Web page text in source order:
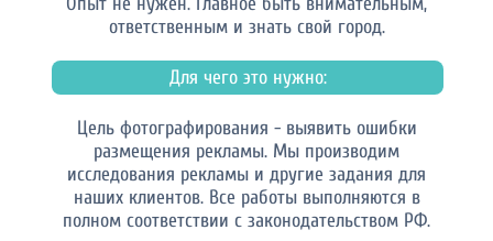
ответственным и знать свой город.
Для чего это нужно:
Цель фотографирования - выявить ошибки
размещения рекламы. Мы производим
исследования рекламы и другие задания для
наших клиентов. Все работы выполняются в
полном соответствии с законодательством РФ.